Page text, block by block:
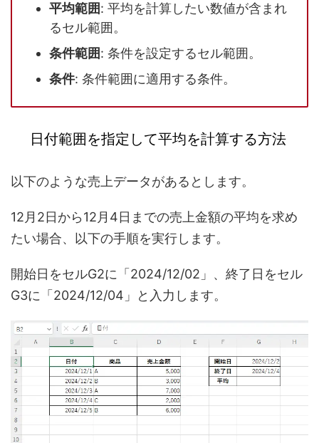
平均範囲: 平均を計算したい数値が含まれ
るセル範囲。
条件範囲: 条件を設定するセル範囲。
条件: 条件範囲に適用する条件。
日付範囲を指定して平均を計算する方法
以下のような売上データがあるとします。
12月2日から12月4日までの売上金額の平均を求め
たい場合、以下の手順を実行します。
開始日をセルG2に「2024/12/02」、終了日をセル
G3に「2024/12/04」と入力します。